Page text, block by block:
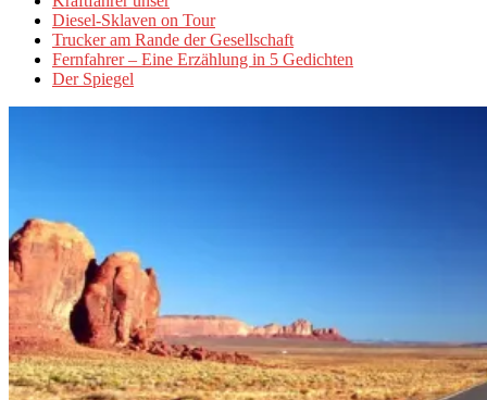
Diesel-Sklaven on Tour
Trucker am Rande der Gesellschaft
Fernfahrer – Eine Erzählung in 5 Gedichten
Der Spiegel